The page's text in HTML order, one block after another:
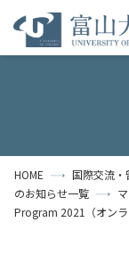
資料請求
HOME 国際交流・
のお知らせ一覧
Program 2021（オン